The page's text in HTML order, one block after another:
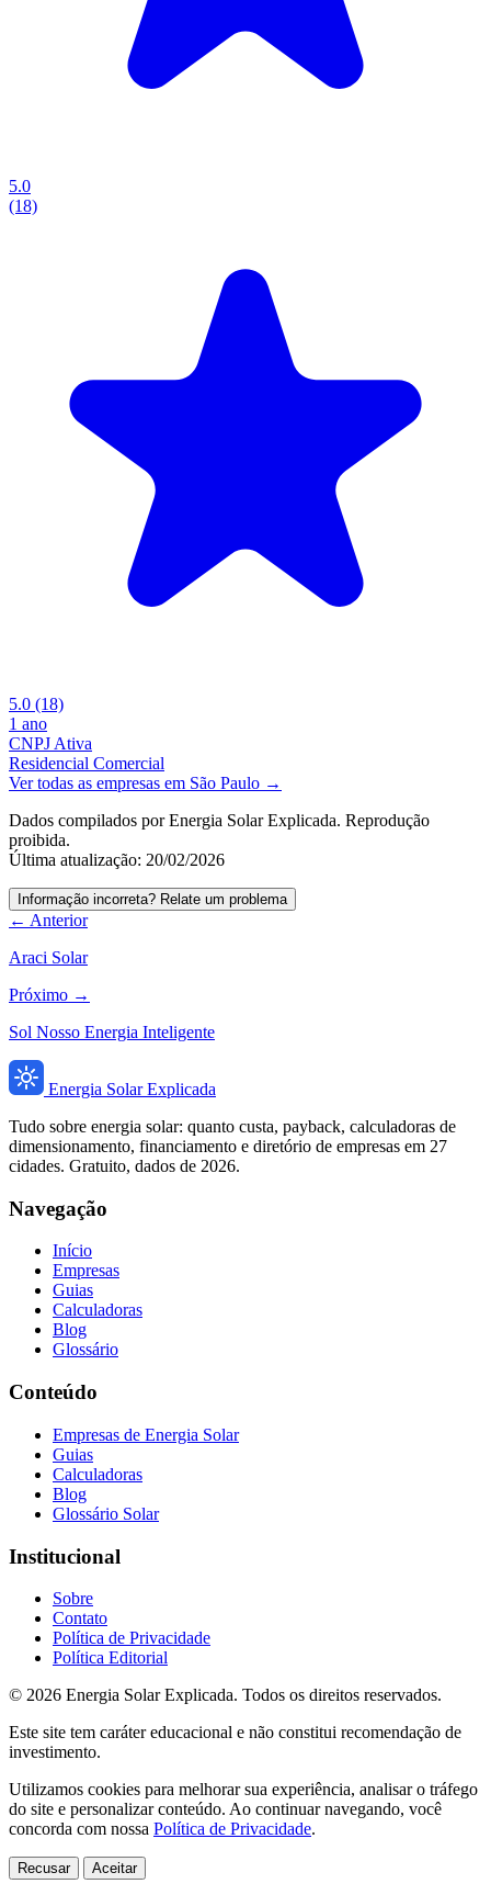
5.0
(18)
5.0 (18)
1 ano
CNPJ Ativa
Residencial Comercial
Ver todas as empresas em São Paulo →
Dados compilados por Energia Solar Explicada. Reprodução
proibida.
Última atualização: 20/02/2026
Informação incorreta? Relate um problema
← Anterior
Araci Solar
Próximo →
Sol Nosso Energia Inteligente
Energia Solar Explicada
Tudo sobre energia solar: quanto custa, payback, calculadoras de
dimensionamento, financiamento e diretório de empresas em 27
cidades. Gratuito, dados de 2026.
Navegação
Início
Empresas
Guias
Calculadoras
Blog
Glossário
Conteúdo
Empresas de Energia Solar
Guias
Calculadoras
Blog
Glossário Solar
Institucional
Sobre
Contato
Política de Privacidade
Política Editorial
© 2026 Energia Solar Explicada. Todos os direitos reservados.
Este site tem caráter educacional e não constitui recomendação de
investimento.
Utilizamos cookies para melhorar sua experiência, analisar o tráfego
do site e personalizar conteúdo. Ao continuar navegando, você
concorda com nossa Política de Privacidade.
Recusar Aceitar